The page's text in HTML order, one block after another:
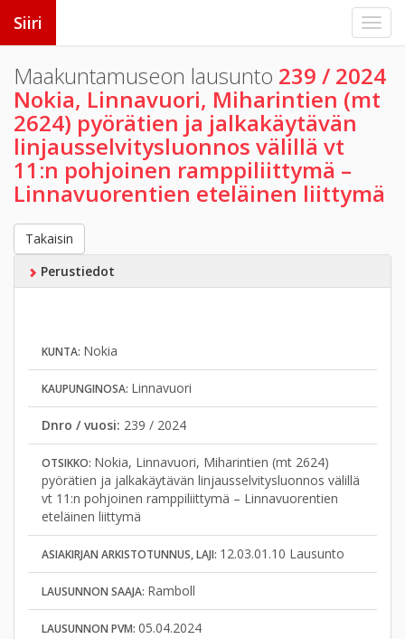
Siiri
Maakuntamuseon lausunto 239 / 2024
Nokia, Linnavuori, Miharintien (mt
2624) pyörätien ja jalkakäytävän
linjausselvitysluonnos välillä vt
11:n pohjoinen ramppiliittymä –
Linnavuorentien eteläinen liittymä
Takaisin
Perustiedot
KUNTA: Nokia
KAUPUNGINOSA: Linnavuori
Dnro / vuosi: 239 / 2024
OTSIKKO: Nokia, Linnavuori, Miharintien (mt 2624)
pyörätien ja jalkakäytävän linjausselvitysluonnos välillä
vt 11:n pohjoinen ramppiliittymä – Linnavuorentien
eteläinen liittymä
ASIAKIRJAN ARKISTOTUNNUS, LAJI: 12.03.01.10 Lausunto
LAUSUNNON SAAJA: Ramboll
LAUSUNNON PVM: 05.04.2024